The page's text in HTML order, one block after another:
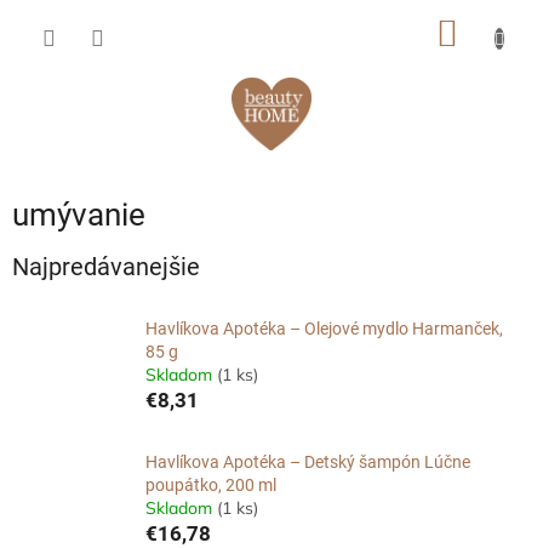
umývanie
Najpredávanejšie
Havlíkova Apotéka – Olejové mydlo Harmanček,
85 g
Skladom (1 ks)
€8,31
Havlíkova Apotéka – Detský šampón Lúčne
poupátko, 200 ml
Skladom (1 ks)
€16,78